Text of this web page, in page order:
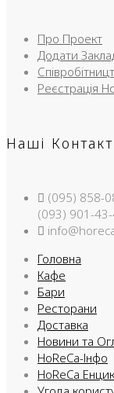
Про Проект
Додати
Реєстрація
Наші
(095) 858-
(093) 901-
Головна
Кафе
Бари
Ресторани
Доставка
Новини та
HoReCa-Інфо
HoReCa